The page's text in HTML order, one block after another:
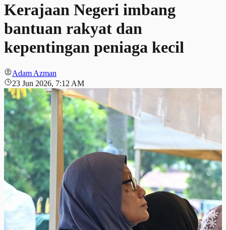
Kerajaan Negeri imbang
bantuan rakyat dan
kepentingan peniaga kecil
Adam Azman
23 Jun 2026, 7:12 AM